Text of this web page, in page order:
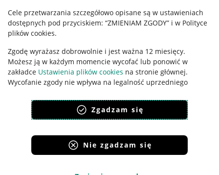
Cele przetwarzania szczegółowo opisane są w ustawieniach
dostępnych pod przyciskiem: “ZMIENIAM ZGODY” i w Polityce
plików cookies.
Zgodę wyrażasz dobrowolnie i jest ważna 12 miesięcy.
Możesz ją w każdym momencie wycofać lub ponowić w
zakładce Ustawienia plików cookies na stronie głównej.
Wycofanie zgody nie wpływa na legalność uprzedniego
polityka plików cookies
polityka ochrony prywatności
Zgadzam się
Nie zgadzam się
Pobierz aplikację
Korzystanie z serwisu oznacza akceptacjęregulaminu